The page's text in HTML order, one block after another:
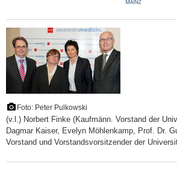
Foto: Peter Pulkowski
(v.l.) Norbert Finke (Kaufmänn. Vorstand der
Dagmar Kaiser, Evelyn Möhlenkamp, Prof. Dr.
Vorstand und Vorstandsvorsitzender der